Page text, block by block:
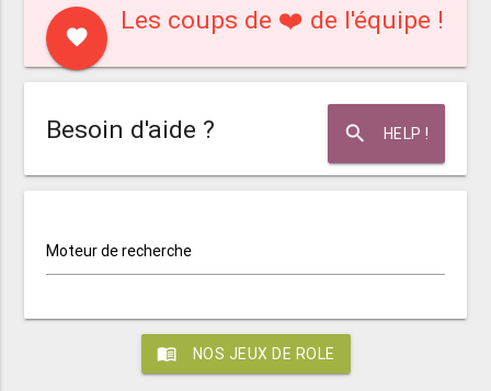
favorite
Les coups de ❤️ de l'équipe !
search HELP !
Besoin d'aide ?
Moteur de recherche
menu_book NOS JEUX DE ROLE